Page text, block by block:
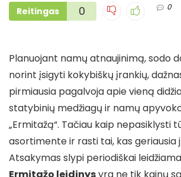
Reitingas 0 0
Planuojant namų atnaujinimą, sodo
norint įsigyti kokybiškų įrankių,
pirmiausia pagalvoja apie vieną
statybinių medžiagų ir namų
„Ermitažą“. Tačiau kaip nepasiklysti
asortimente ir rasti tai, kas geriausia
Atsakymas slypi periodiškai